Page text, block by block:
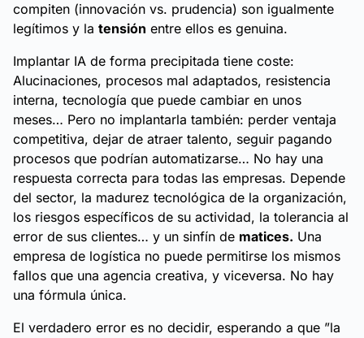
compiten (innovación vs. prudencia) son igualmente
legítimos y la tensión entre ellos es genuina.
Implantar IA de forma precipitada tiene coste:
Alucinaciones, procesos mal adaptados, resistencia
interna, tecnología que puede cambiar en unos
meses… Pero no implantarla también: perder ventaja
competitiva, dejar de atraer talento, seguir pagando
procesos que podrían automatizarse… No hay una
respuesta correcta para todas las empresas. Depende
del sector, la madurez tecnológica de la organización,
los riesgos específicos de su actividad, la tolerancia al
error de sus clientes… y un sinfín de matices. Una
empresa de logística no puede permitirse los mismos
fallos que una agencia creativa, y viceversa. No hay
una fórmula única.
El verdadero error es no decidir, esperando a que ”la